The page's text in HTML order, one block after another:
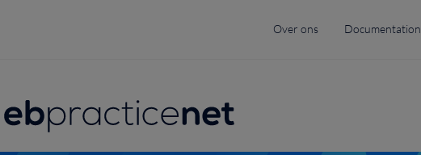
Top
Over ons Documentation